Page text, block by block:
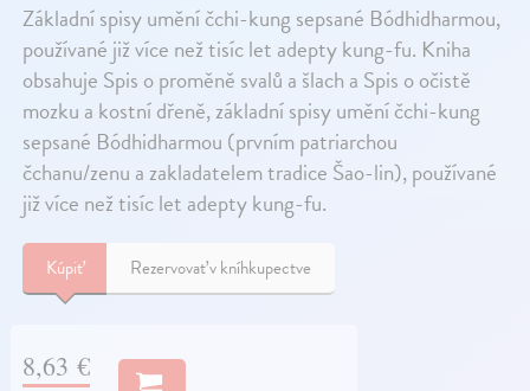
Základní spisy umění čchi-kung sepsané Bódhidharmou,
používané již více než tisíc let adepty kung-fu. Kniha
obsahuje Spis o proměně svalů a šlach a Spis o očistě
mozku a kostní dřeně, základní spisy umění čchi-kung
sepsané Bódhidharmou (prvním patriarchou
čchanu/zenu a zakladatelem tradice Šao-lin), používané
již více než tisíc let adepty kung-fu.
Kúpiť Rezervovať v kníhkupectve
8,63 €